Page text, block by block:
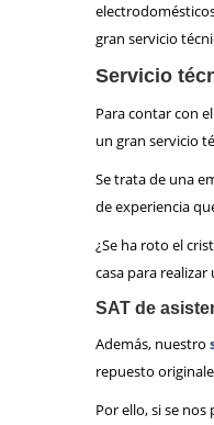
gran servicio
Servicio
Para contar con
un gran servicio
Se trata de una
de experiencia
¿Se ha roto el
casa para
SAT de
Además, nuestro
repuesto
Por ello, si se nos